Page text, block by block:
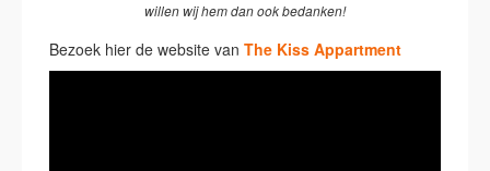
willen wij hem dan ook bedanken!
Bezoek hier de website van The Kiss Appartment